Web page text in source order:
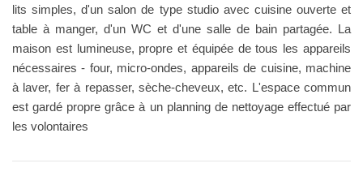
lits simples, d'un salon de type studio avec cuisine ouverte et
table à manger, d'un WC et d'une salle de bain partagée. La
maison est lumineuse, propre et équipée de tous les appareils
nécessaires - four, micro-ondes, appareils de cuisine, machine
à laver, fer à repasser, sèche-cheveux, etc. L'espace commun
est gardé propre grâce à un planning de nettoyage effectué par
les volontaires